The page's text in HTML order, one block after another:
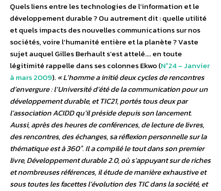
Quels liens entre les technologies de l’information et le
développement durable ? Ou autrement dit : quelle utilité
et quels impacts des nouvelles communications sur nos
sociétés, voire l’humanité entière et la planète ? Vaste
sujet auquel Gilles Berhault s’est attelé…. en toute
légitimité rappelle dans ses colonnes Ekwo (N°24 – Janvier
à mars 2009).« L’homme a initié deux cycles de rencontres
d’envergure : l’Université d’été de la communication pour un
développement durable, et TIC21, portés tous deux par
l’association ACIDD qu’il préside depuis son lancement.
Aussi, après des heures de conférences, de lecture de livres,
des rencontres, des échanges, sa réflexion personnelle sur la
thématique est à 360°. Il a compilé le tout dans son premier
livre, Développement durable 2.0, où s’appuyant sur de riches
et nombreuses références, il étude de manière exhaustive et
sous toutes les facettes l’évolution des TIC dans la société, et